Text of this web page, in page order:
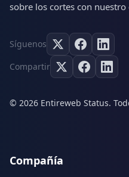
sobre los cortes con
Síguenos
Compartir
© 2026 Entireweb Status.
Compañía